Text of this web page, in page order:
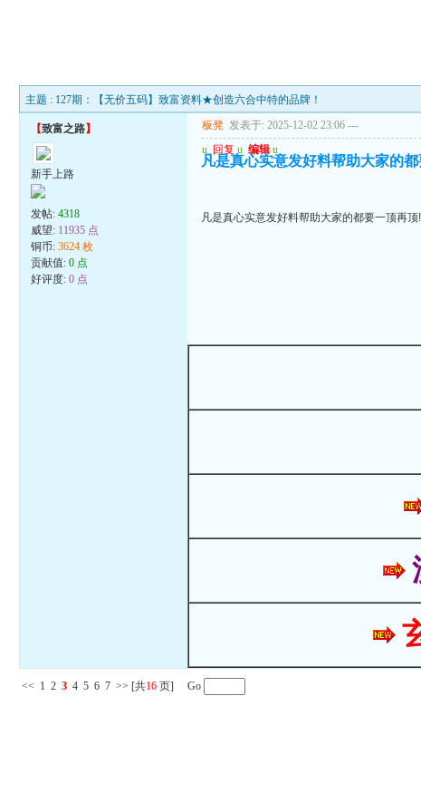
主题 : 127期：【无价五码】致富资料★创造六合中特的品牌！
【致富之路】
新手上路
发帖:4318
威望: 11935 点
铜币:3624 枚
贡献值:0 点
好评度:0 点
板凳 发表于: 2025-12-02 23:06 ---
u 回复 u 编辑 u
凡是真心实意发好料帮助大家的
凡是真心实意发好料帮助大家的都要一顶再顶!
<< 1 2 3 4 5 6 7 >> [共16 页] Go